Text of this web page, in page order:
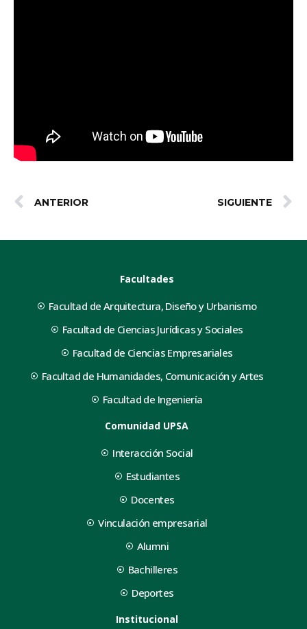
ANTERIOR SIGUIENTE
Facultades
Facultad de Arquitectura, Diseño y Urbanismo
Facultad de Ciencias Jurídicas y Sociales
Facultad de Ciencias Empresariales
Facultad de Humanidades, Comunicación y Artes
Facultad de Ingeniería
Comunidad UPSA
Interacción Social
Estudiantes
Docentes
Vinculación empresarial
Alumni
Bachilleres
Deportes
Institucional